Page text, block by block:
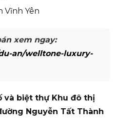
xem ngay:
an/welltone-luxury-
và biệt thự Khu đô thị
Nguyễn Tất Thành